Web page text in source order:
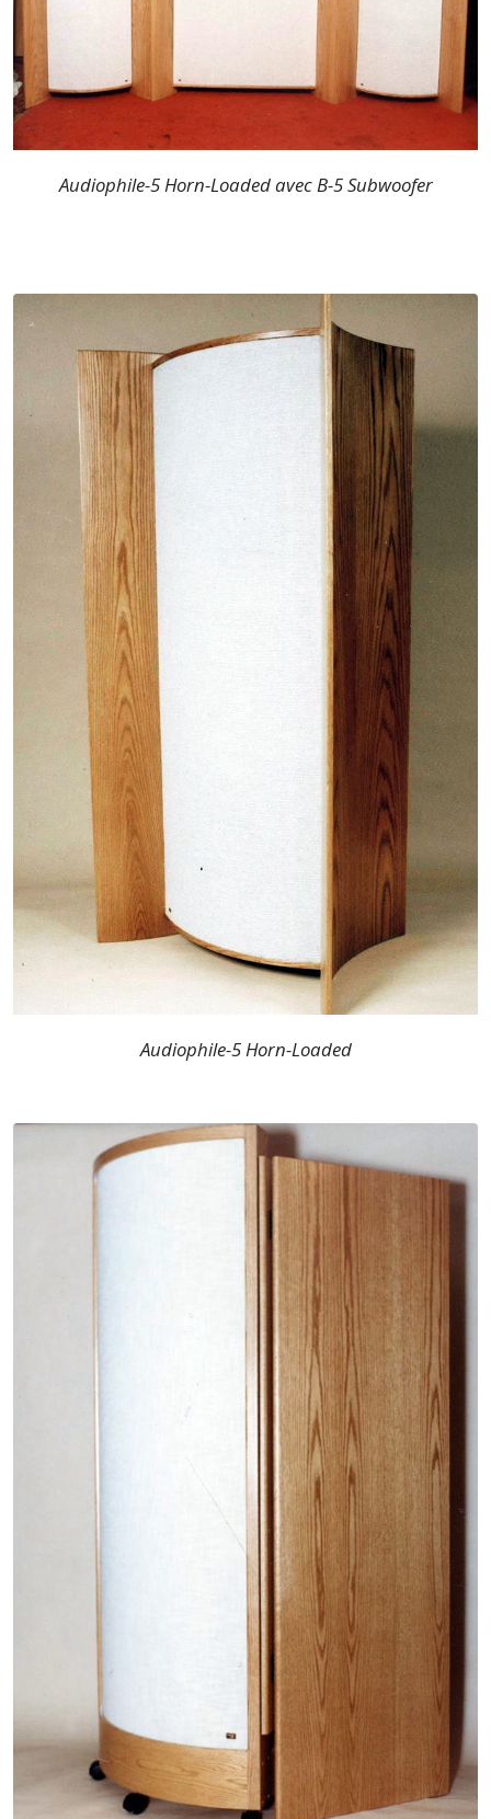
Audiophile-5 Horn-Loaded avec B-5 Subwoofer
Audiophile-5 Horn-Loaded